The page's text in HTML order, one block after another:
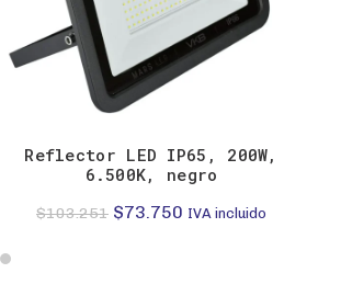
Reflector LED IP65, 200W,
6.500K, negro
$103.251 El
$73.750 El
IVA incluido